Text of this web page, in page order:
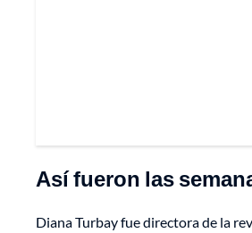
Así fueron las
Diana Turbay fue directora de la